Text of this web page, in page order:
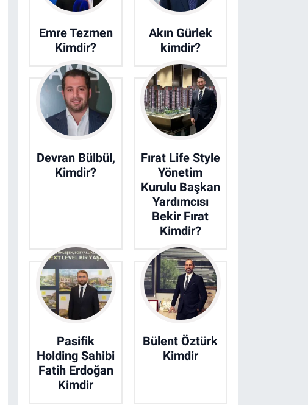
Emre Tezmen
Kimdir?
Akın Gürlek
kimdir?
Devran Bülbül,
Kimdir?
Fırat Life Style
Yönetim
Kurulu Başkan
Yardımcısı
Bekir Fırat
Kimdir?
Pasifik
Holding Sahibi
Fatih Erdoğan
Kimdir
Bülent Öztürk
Kimdir